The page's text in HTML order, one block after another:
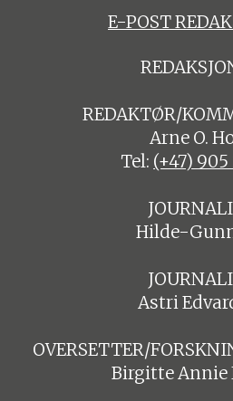
E-POST
REDAKTØR/
Arne O.
Tel: (+47) 905
Hilde-
Astri
OVERSETTER/
Birgitte Annie